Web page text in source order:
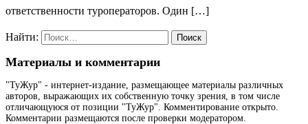
ответственности туроператоров. Один […]
Найти:
Материалы и комментарии
"ТуЖур" - интернет-издание, размещающее материалы различных
авторов, выражающих их собственную точку зрения, в том числе
отличающуюся от позиции "ТуЖур". Комментирование открыто.
Комментарии размещаются после проверки модератором.